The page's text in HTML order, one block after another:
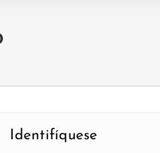
Identifíquese